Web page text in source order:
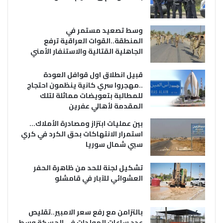
وسط تصعيد مستمر في
المنطقة..القوات العراقية ترفع
الجاهلية القتالية والاستنفار الأمني
قبيل انطلاق اول قوافل العودة
..مهجروا سري كانية ينظمون احتجاج
للمطالبة بتعويضات مماثلة لتلك
المقدمة لأهالي عفرين
بين عمليات ابتزاز ومصادرة الأملاك…
استمرار الانتهاكات بحق الكرد في كري
سبي شمال سوريا
تشكيل لجنة للحد من ظاهرة الحفر
العشوائي للآبار في قامشلو
بالتزامن مع رفع سعر الامبير..تقليص